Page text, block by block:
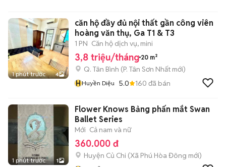
1 phút trước 4
căn hộ đầy đủ nội thất gần công viên
hoàng văn thụ, Ga T1 & T3
1 PN Căn hộ dịch vụ, mini
3,8 triệu/tháng 20 m²
Q. Tân Bình (P. Tân Sơn Nhất mới)
HHuyền Diệu 5.0 160 đã bán
1 phút trước 1
Flower Knows Bảng phấn mắt Swan
Ballet Series
Mới Cả nam và nữ
360.000 đ
Huyện Củ Chi (Xã Phú Hòa Đông mới)